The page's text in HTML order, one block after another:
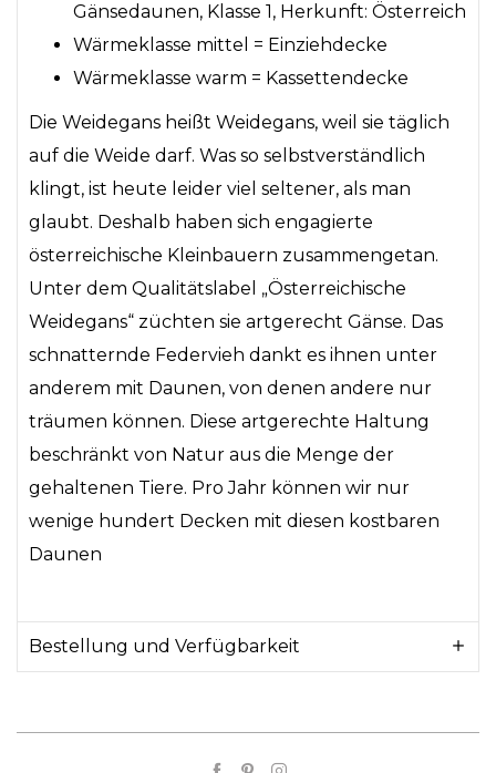
Gänsedaunen, Klasse 1, Herkunft: Österreich
Wärmeklasse mittel = Einziehdecke
Wärmeklasse warm = Kassettendecke
Die Weidegans heißt Weidegans, weil sie täglich
auf die Weide darf. Was so selbstverständlich
klingt, ist heute leider viel seltener, als man
glaubt. Deshalb haben sich engagierte
österreichische Kleinbauern zusammengetan.
Unter dem Qualitätslabel „Österreichische
Weidegans“ züchten sie artgerecht Gänse. Das
schnatternde Federvieh dankt es ihnen unter
anderem mit Daunen, von denen andere nur
träumen können. Diese artgerechte Haltung
beschränkt von Natur aus die Menge der
gehaltenen Tiere. Pro Jahr können wir nur
wenige hundert Decken mit diesen kostbaren
Daunen
Bestellung und Verfügbarkeit